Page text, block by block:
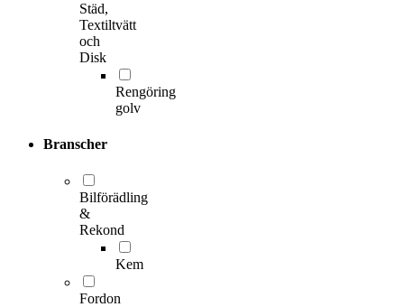
Städ,
Textiltvätt
och
Disk
Rengöring
golv
Branscher
Bilförädling
&
Rekond
Kem
Fordon